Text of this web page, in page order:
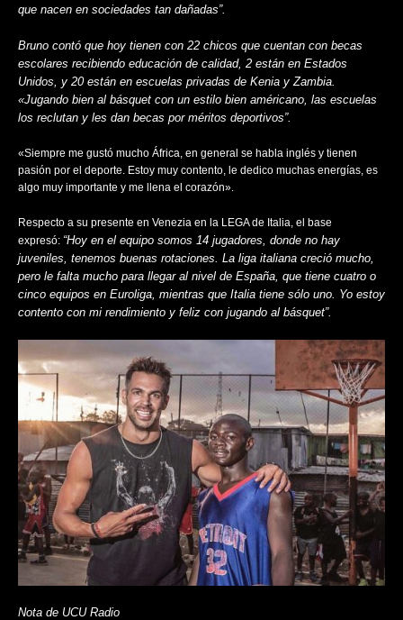
que nacen en sociedades tan dañadas”.
Bruno contó que hoy tienen con 22 chicos que cuentan con becas
escolares recibiendo educación de calidad, 2 están en Estados
Unidos, y 20 están en escuelas privadas de Kenia y Zambia.
«Jugando bien al básquet con un estilo bien américano, las escuelas
los reclutan y les dan becas por méritos deportivos”.
«Siempre me gustó mucho África, en general se habla inglés y tienen
pasión por el deporte. Estoy muy contento, le dedico muchas energías, es
algo muy importante y me llena el corazón».
Respecto a su presente en Venezia en la LEGA de Italia, el base
expresó: “Hoy en el equipo somos 14 jugadores, donde no hay
juveniles, tenemos buenas rotaciones. La liga italiana creció mucho,
pero le falta mucho para llegar al nivel de España, que tiene cuatro o
cinco equipos en Euroliga, mientras que Italia tiene sólo uno. Yo estoy
contento con mi rendimiento y feliz con jugando al básquet”.
Nota de UCU Radio